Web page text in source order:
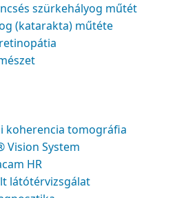
szürkehályog műtét
(katarakta) műtéte
koherencia tomográfia
Vision System
HR
látótérvizsgálat